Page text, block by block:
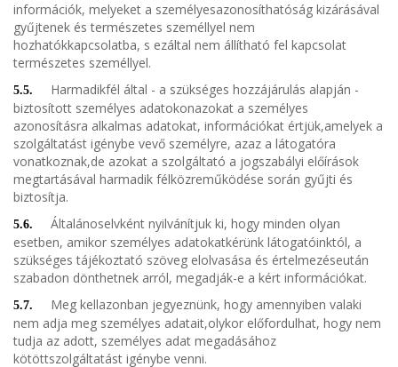
információk, melyeket a személyesazonosíthatóság kizárásával
gyűjtenek és természetes személlyel nem
hozhatókkapcsolatba, s ezáltal nem állítható fel kapcsolat
természetes személlyel.
5.5.
Harmadikfél által - a szükséges hozzájárulás alapján -
biztosított személyes adatokonazokat a személyes
azonosításra alkalmas adatokat, információkat értjük,amelyek a
szolgáltatást igénybe vevő személyre, azaz a látogatóra
vonatkoznak,de azokat a szolgáltató a jogszabályi előírások
megtartásával harmadik félközreműködése során gyűjti és
biztosítja.
5.6.
Általánoselvként nyilvánítjuk ki, hogy minden olyan
esetben, amikor személyes adatokatkérünk látogatóinktól, a
szükséges tájékoztató szöveg elolvasása és értelmezéseután
szabadon dönthetnek arról, megadják-e a kért információkat.
5.7.
Meg kellazonban jegyeznünk, hogy amennyiben valaki
nem adja meg személyes adatait,olykor előfordulhat, hogy nem
tudja az adott, személyes adat megadásához
kötöttszolgáltatást igénybe venni.